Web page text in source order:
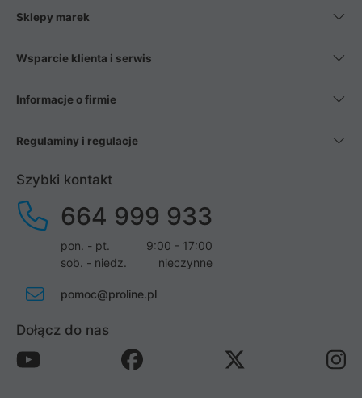
Sklepy marek
Wsparcie klienta i serwis
Informacje o firmie
Regulaminy i regulacje
Szybki kontakt
664 999 933
pon. - pt.
9:00 - 17:00
sob. - niedz.
nieczynne
pomoc@proline.pl
Dołącz do nas